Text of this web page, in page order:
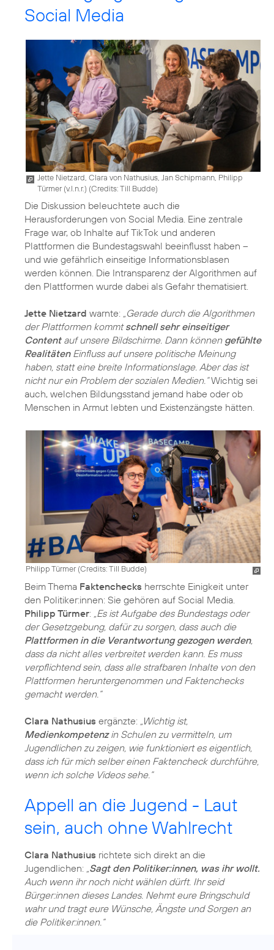
Social Media
Jette Nietzard, Clara von Nathusius, Jan Schipmann, Philipp
Türmer (v.l.n.r.) (Credits: Till Budde)
Die Diskussion beleuchtete auch die
Herausforderungen von Social Media. Eine zentrale
Frage war, ob Inhalte auf TikTok und anderen
Plattformen die Bundestagswahl beeinflusst haben –
und wie gefährlich einseitige Informationsblasen
werden können. Die Intransparenz der Algorithmen auf
den Plattformen wurde dabei als Gefahr thematisiert.
Jette Nietzard warnte: „Gerade durch die Algorithmen
der Plattformen kommtschnell sehr einseitiger
Contentauf unsere Bildschirme. Dann können gefühlte
RealitätenEinfluss auf unsere politische Meinung
haben, statt eine breite Informationslage. Aber das ist
nicht nur ein Problem der sozialen Medien.“Wichtig sei
auch, welchen Bildungsstand jemand habe oder ob
Menschen in Armut lebten und Existenzängste hätten.
Philipp Türmer (Credits: Till Budde)
Beim Thema Faktenchecks herrschte Einigkeit unter
den Politiker:innen: Sie gehören auf Social Media.
Philipp Türmer: „Es ist Aufgabe des Bundestags oder
der Gesetzgebung, dafür zu sorgen, dass auch die
Plattformen in die Verantwortung gezogen werden,
dass da nicht alles verbreitet werden kann. Es muss
verpflichtend sein, dass alle strafbaren Inhalte von den
Plattformen heruntergenommen und Faktenchecks
gemacht werden.“
Clara Nathusius ergänzte: „Wichtig ist,
Medienkompetenzin Schulen zu vermitteln, um
Jugendlichen zu zeigen, wie funktioniert es eigentlich,
dass ich für mich selber einen Faktencheck durchführe,
wenn ich solche Videos sehe.“
Appell an die Jugend - Laut
sein, auch ohne Wahlrecht
Clara Nathusius richtete sich direkt an die
Jugendlichen: Sagt den Politiker:innen, was ihr wollt.
Auch wenn ihr noch nicht wählen dürft. Ihr seid
Bürger:innen dieses Landes. Nehmt eure Bringschuld
wahr und tragt eure Wünsche, Ängste und Sorgen an
die Politiker:innen.“